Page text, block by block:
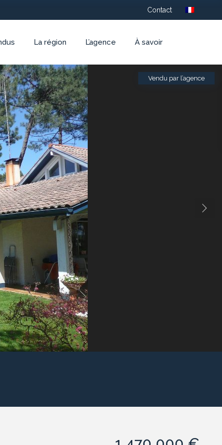
Contact
La région L’agence À savoir
Vendu par l’agence